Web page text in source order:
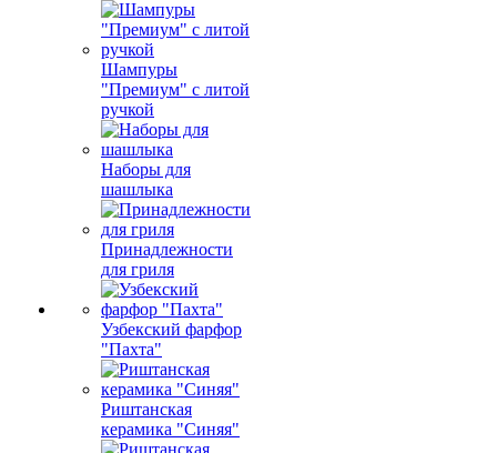
Шампуры
"Премиум" с литой
ручкой
Наборы для
шашлыка
Принадлежности
для гриля
Узбекский фарфор
"Пахта"
Риштанская
керамика "Синяя"